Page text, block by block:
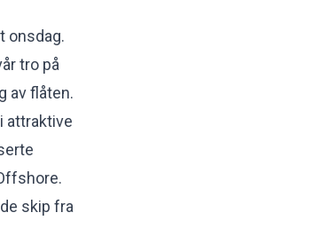
onsdag.
tro på
av flåten.
attraktive
skip fra